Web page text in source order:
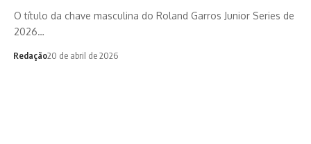
O título da chave masculina do Roland Garros Junior Series de
2026…
Redação20 de abril de 2026